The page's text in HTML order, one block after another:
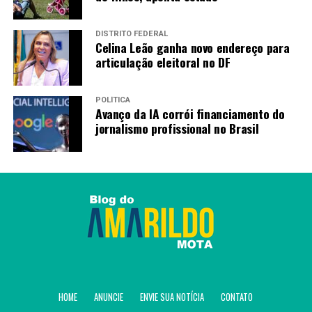
informação chegar e ele vai sair da malha”, esclareceu
Fonseca.
Fonte:Agência Brasil
TAGS
PRÓXIMO
Desenrola Brasil: saiba como usar FGTS para pagar
Dólar cai para R$ 5,03 com alívio geopolítico e foco nos
DISTRITO FEDERAL
Celina Leão ganha novo endereço para
articulação eleitoral no DF
POLÍTICA
Avanço da IA corrói financiamento do
jornalismo profissional no Brasil
HOME ANUNCIE ENVIE SUA NOTÍCIA CONTATO